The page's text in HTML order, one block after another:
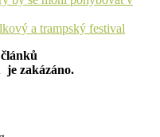
a trampský festival
je zakázáno.